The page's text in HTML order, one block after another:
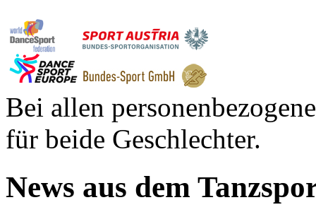
Bei allen
für beide Geschlechter.
News aus dem